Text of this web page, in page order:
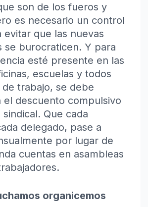
son de los fueros y
es necesario un control
evitar que las nuevas
se burocraticen. Y para
esté presente en las
escuelas y todos
de trabajo, se debe
el descuento compulsivo
Que cada
delegado, pase a
por lugar de
cuentas en asambleas
organicemos